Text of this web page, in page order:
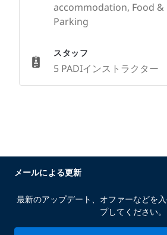
accommodation, Food &
Parking
スタッフ
5 PADIインストラクター
メールによる更新
最新のアップデート、オファーなどを
プしてください。